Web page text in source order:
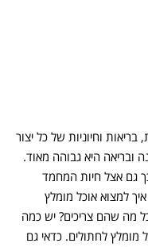
וחיוניות של כל יצור
ובריאה היא גבוהה מאוד.
גם אצל חיות המחמד
למצוא אוכל מומלץ
מה שהם צריכים? יש כמה
לחתולים. כדאי גם